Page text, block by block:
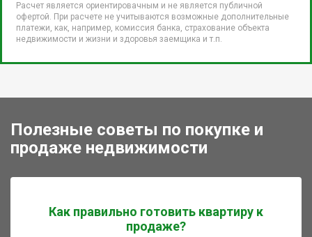
Расчет является ориентировачным и не является публичной
офертой. При расчете не учитываются возможные дополнительные
платежи, как, например, комиссия банка, страхование объекта
недвижимости и жизни и здоровья заемщика и т.п.
Полезные советы по покупке и
продаже недвижимости
Как правильно готовить квартиру к
продаже?